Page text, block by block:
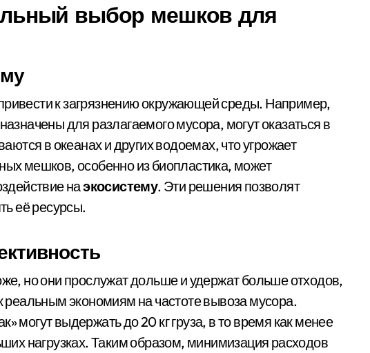
выбор мешков для
к загрязнению окружающей среды. Например,
для разлагаемого мусора, могут оказаться в
в океанах и других водоемах, что угрожает
мешков, особенно из биопластика, может
наэкосистему. Эти решения позволят
её ресурсы.
но они прослужат дольше и удержат больше отходов,
экономиям на частоте вывоза мусора.
могут выдержать до 20 кг груза, в то время как менее
нагрузках. Таким образом, минимизация расходов